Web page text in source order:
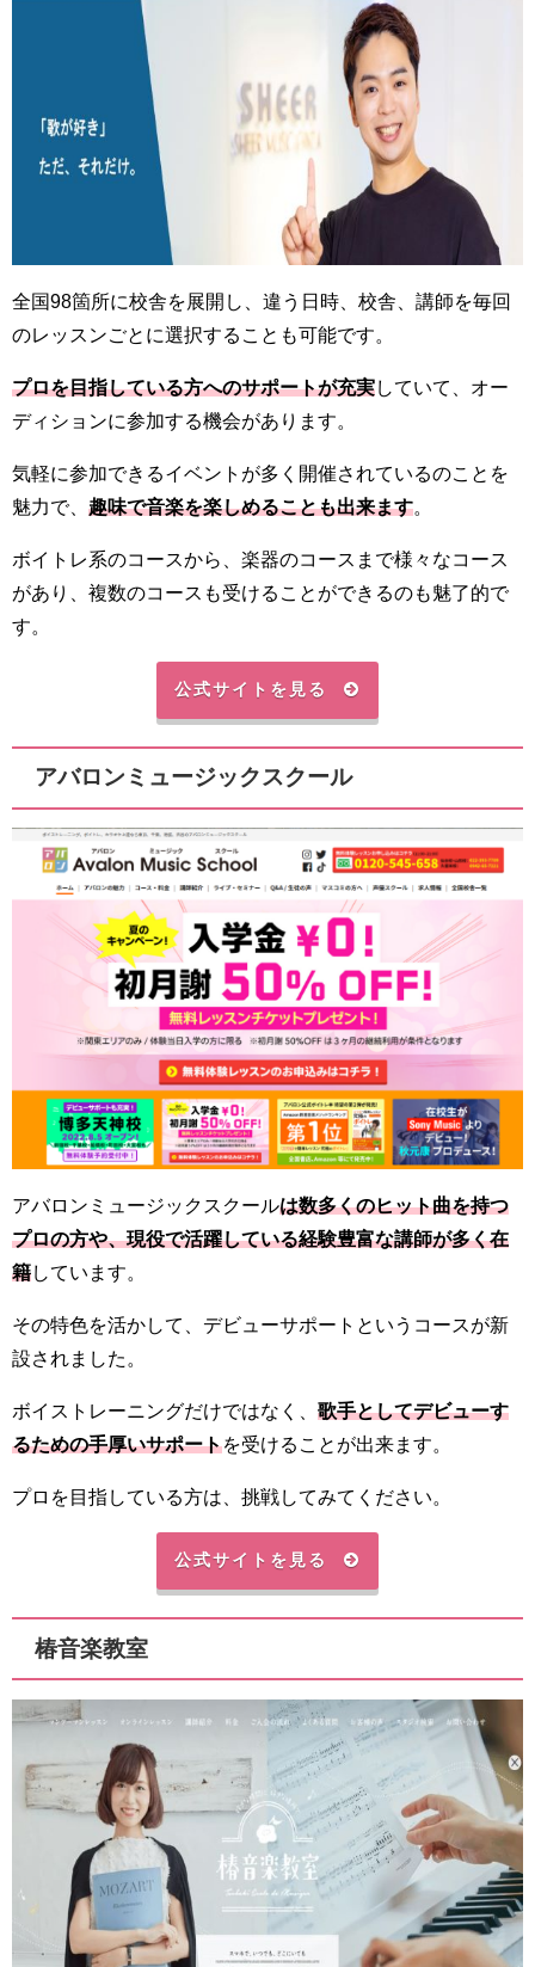
全国98箇所に校舎を展開し、違う日時、校舎、講師を毎回
のレッスンごとに選択することも可能です。
プロを目指している方へのサポートが充実していて、オー
ディションに参加する機会があります。
気軽に参加できるイベントが多く開催されているのことを
魅力で、 趣味で音楽を楽しめることも出来ます
ボイトレ系のコースから、楽器のコースまで様々なコース
があり、複数のコースも受けることができるのも魅了的で
す。
公式サイトを見る
アバロンミュージックスクール
アバロンミュージックスクールは数多くのヒット曲を持つ
プロの方や、現役で活躍している経験豊富な講師が多く在
籍しています。
その特色を活かして、デビューサポートというコースが新
設されました。
ボイストレーニングだけではなく、 歌手としてデビューす
るための手厚いサポートを受けることが出来ます。
プロを目指している方は、挑戦してみてください。
公式サイトを見る
椿音楽教室